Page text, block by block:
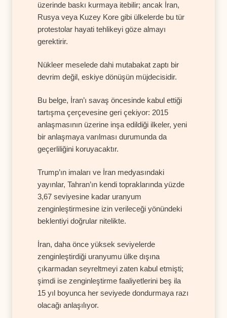
üzerinde baskı kurmaya itebilir; ancak İran,
Rusya veya Kuzey Kore gibi ülkelerde bu tür
protestolar hayati tehlikeyi göze almayı
gerektirir.
Nükleer meselede dahi mutabakat zaptı bir
devrim değil, eskiye dönüşün müjdecisidir.
Bu belge, İran’ı savaş öncesinde kabul ettiği
tartışma çerçevesine geri çekiyor: 2015
anlaşmasının üzerine inşa edildiği ilkeler, yeni
bir anlaşmaya varılması durumunda da
geçerliliğini koruyacaktır.
Trump’ın imaları ve İran medyasındaki
yayınlar, Tahran’ın kendi topraklarında yüzde
3,67 seviyesine kadar uranyum
zenginleştirmesine izin verileceği yönündeki
beklentiyi doğrular nitelikte.
İran, daha önce yüksek seviyelerde
zenginleştirdiği uranyumu ülke dışına
çıkarmadan seyreltmeyi zaten kabul etmişti;
şimdi ise zenginleştirme faaliyetlerini beş ila
15 yıl boyunca her seviyede dondurmaya razı
olacağı anlaşılıyor.